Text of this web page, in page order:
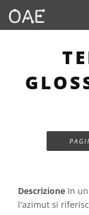
Descrizione In
l'azimut si